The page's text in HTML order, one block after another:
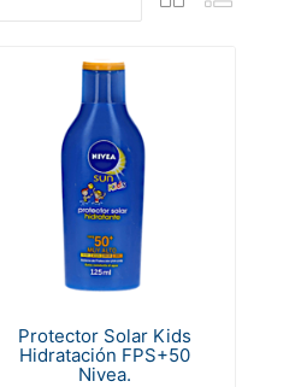
Protector Solar Kids
Hidratación FPS+50
Nivea.